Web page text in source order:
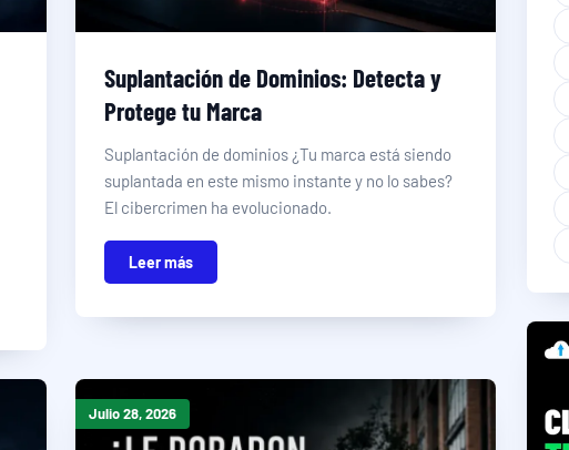
Suplantación de Dominios: Detecta y
Protege tu Marca
Suplantación de dominios ¿Tu marca está siendo
suplantada en este mismo instante y no lo sabes?
El cibercrimen ha evolucionado.
Leer más
Julio 28, 2026